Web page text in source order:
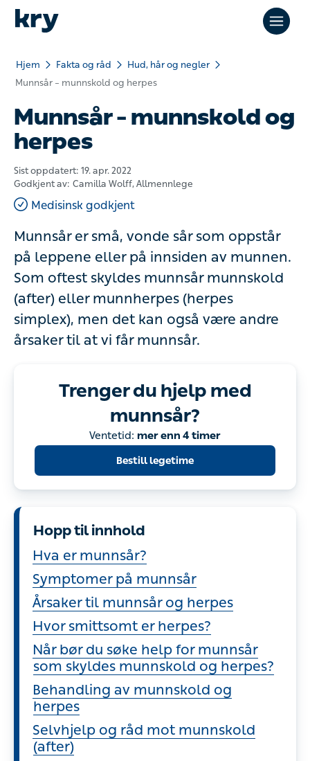
Hjem Fakta og råd
Hud, hår og negler
Munnsår – munnskold og herpes
Munnsår – munnskold og
herpes
Sist oppdatert: 19. apr. 2022
Godkjent av: Camilla Wolff, Allmennlege
Medisinsk godkjent
Munnsår er små, vonde sår som oppstår
på leppene eller på innsiden av munnen.
Som oftest skyldes munnsår munnskold
(after) eller munnherpes (herpes
simplex), men det kan også være andre
årsaker til at vi får munnsår.
Trenger du hjelp med
munnsår?
Ventetid: mer enn 4 timer
Bestill legetime
Hopp til innhold
Hva er munnsår?
Symptomer på munnsår
Årsaker til munnsår og herpes
Hvor smittsomt er herpes?
Når bør du søke help for munnsår
som skyldes munnskold og herpes?
Behandling av munnskold og
herpes
Selvhjelp og råd mot munnskold
(after)